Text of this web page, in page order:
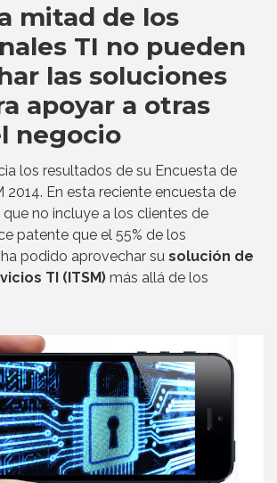
mitad de los
TI no pueden
las soluciones
apoyar a otras
negocio
los resultados de su Encuesta de
2014. En esta reciente encuesta de
no incluye a los clientes de
patente que el 55% de los
podido aprovechar su solución de
TI (ITSM) más allá de los